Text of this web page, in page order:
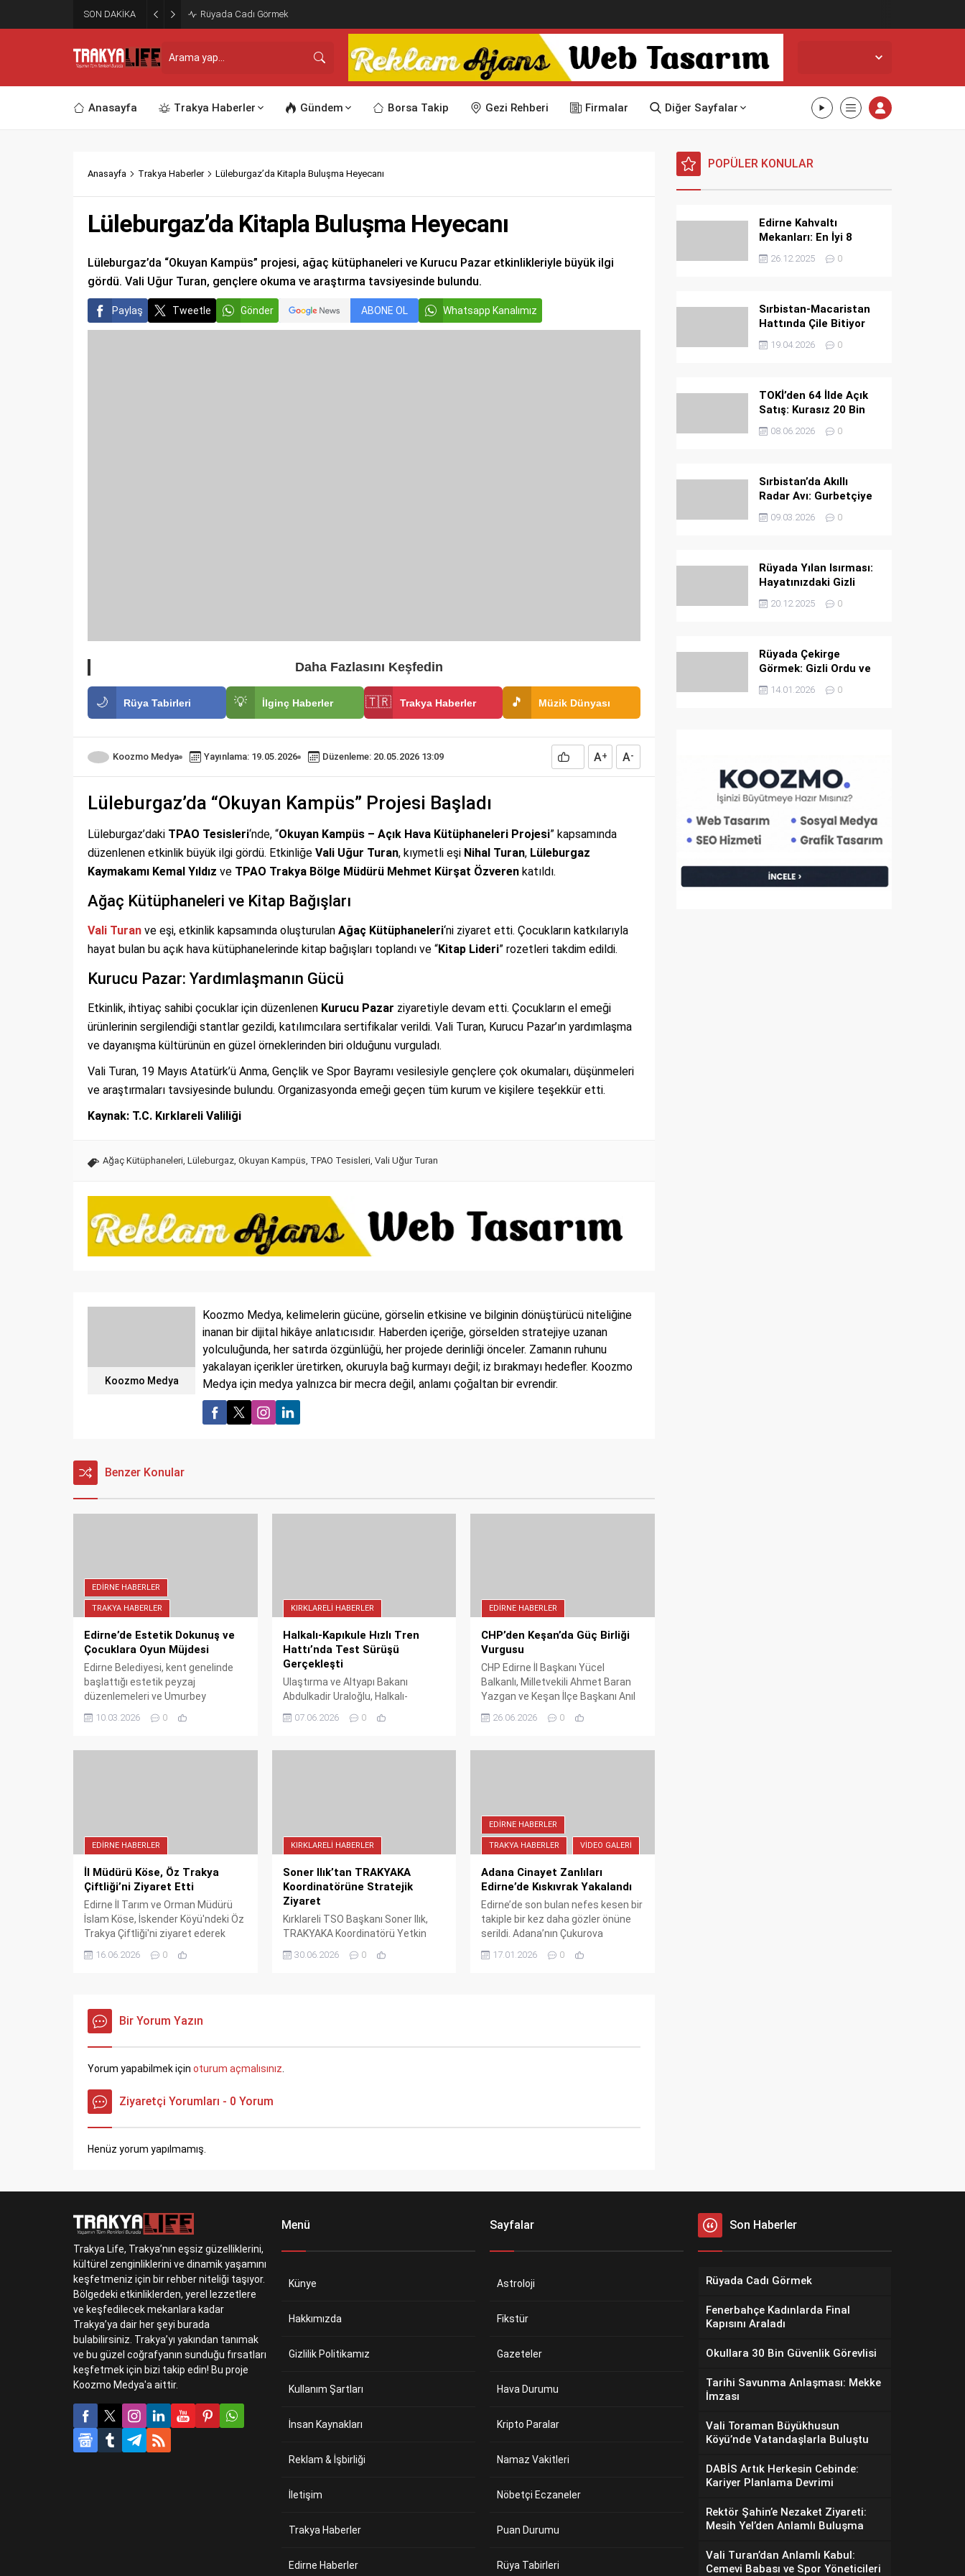
SON DAKİKA Rüyada Cadı Görmek
Anasayfa Trakya Haberler Gündem Borsa Takip Gezi Rehberi Firmalar Diğer Sayfalar
Anasayfa Trakya Haberler Lüleburgaz’da Kitapla Buluşma Heyecanı
Lüleburgaz’da Kitapla Buluşma Heyecanı
Lüleburgaz’da “Okuyan Kampüs” projesi, ağaç kütüphaneleri ve Kurucu Pazar etkinlikleriyle büyük ilgi
gördü. Vali Uğur Turan, gençlere okuma ve araştırma tavsiyesinde bulundu.
Paylaş Tweetle Gönder ABONE OL Whatsapp Kanalımız
Daha Fazlasını Keşfedin
🌙 Rüya Tabirleri 💡 İlginç Haberler 🇹🇷 Trakya Haberler 🎵 Müzik Dünyası
Koozmo Medya Yayınlama: 19.05.2026 Düzenleme: 20.05.2026 13:09 A+ A-
Lüleburgaz’da “Okuyan Kampüs” Projesi Başladı
Lüleburgaz’daki TPAO Tesisleri‘nde, “Okuyan Kampüs – Açık Hava Kütüphaneleri Projesi” kapsamında
düzenlenen etkinlik büyük ilgi gördü. Etkinliğe Vali Uğur Turan, kıymetli eşi Nihal Turan, Lüleburgaz
Kaymakamı Kemal Yıldız ve TPAO Trakya Bölge Müdürü Mehmet Kürşat Özveren katıldı.
Ağaç Kütüphaneleri ve Kitap Bağışları
Vali Turan ve eşi, etkinlik kapsamında oluşturulan Ağaç Kütüphaneleri‘ni ziyaret etti. Çocukların katkılarıyla
hayat bulan bu açık hava kütüphanelerinde kitap bağışları toplandı ve “Kitap Lideri” rozetleri takdim edildi.
Kurucu Pazar: Yardımlaşmanın Gücü
Etkinlik, ihtiyaç sahibi çocuklar için düzenlenen Kurucu Pazar ziyaretiyle devam etti. Çocukların el emeği
ürünlerinin sergilendiği stantlar gezildi, katılımcılara sertifikalar verildi. Vali Turan, Kurucu Pazar’ın yardımlaşma
ve dayanışma kültürünün en güzel örneklerinden biri olduğunu vurguladı.
Vali Turan, 19 Mayıs Atatürk’ü Anma, Gençlik ve Spor Bayramı vesilesiyle gençlere çok okumaları, düşünmeleri
ve araştırmaları tavsiyesinde bulundu. Organizasyonda emeği geçen tüm kurum ve kişilere teşekkür etti.
Kaynak: T.C. Kırklareli Valiliği
Ağaç Kütüphaneleri, Lüleburgaz, Okuyan Kampüs, TPAO Tesisleri, Vali Uğur Turan
Koozmo Medya
Koozmo Medya, kelimelerin gücüne, görselin etkisine ve bilginin dönüştürücü niteliğine
inanan bir dijital hikâye anlatıcısıdır. Haberden içeriğe, görselden stratejiye uzanan
yolculuğunda, her satırda özgünlüğü, her projede derinliği önceler. Zamanın ruhunu
yakalayan içerikler üretirken, okuruyla bağ kurmayı değil; iz bırakmayı hedefler. Koozmo
Medya için medya yalnızca bir mecra değil, anlamı çoğaltan bir evrendir.
Benzer Konular
EDIRNE HABERLER
TRAKYA HABERLER
Edirne’de Estetik Dokunuş ve
Çocuklara Oyun Müjdesi
Edirne Belediyesi, kent genelinde
başlattığı estetik peyzaj
düzenlemeleri ve Umurbey
çocuk oyun alanı ile şehre taze bir
10.03.2026 0
KIRKLARELI HABERLER
Halkalı-Kapıkule Hızlı Tren
Hattı’nda Test Sürüşü
Gerçekleşti
Ulaştırma ve Altyapı Bakanı
Abdulkadir Uraloğlu, Halkalı-
Çerkezköy-Kapıkule kesiminde test
açılan önemli bir demiryolu koridoru
07.06.2026 0
EDIRNE HABERLER
CHP’den Keşan’da Güç Birliği
Vurgusu
CHP Edirne İl Başkanı Yücel
Balkanlı, Milletvekili Ahmet Baran
Yazgan ve Keşan İlçe Başkanı Anıl
araya gelen partililer, örgütsel
vurguladı. Toplantıda “Kırıldığımız
26.06.2026 0
EDIRNE HABERLER
İl Müdürü Köse, Öz Trakya
Çiftliği’ni Ziyaret Etti
Edirne İl Tarım ve Orman Müdürü
İslam Köse, İskender Köyü'ndeki Öz
Trakya Çiftliği'ni ziyaret ederek
inceledi. Ziyarette üreticilerle
değerlendirmeler yapıldı. Modern
altyapısıyla dikkat çeken çiftlik,
bölge hayvancılığına örnek teşkil
ediyor.
16.06.2026 0
KIRKLARELI HABERLER
Soner Ilık’tan TRAKYAKA
Koordinatörüne Stratejik
Ziyaret
Kırklareli TSO Başkanı Soner Ilık,
TRAKYAKA Koordinatörü Yetkin
görüştü. Toplantıda, Tekirdağ ve
30.06.2026 0
EDIRNE HABERLER
TRAKYA HABERLER VIDEO GALERI
Adana Cinayet Zanlıları
Edirne’de Kıskıvrak Yakalandı
Edirne’de son bulan nefes kesen bir
takiple bir kez daha gözler önüne
serildi. Adana’nın Çukurova
ardından izlerini
17.01.2026 0
Bir Yorum Yazın
Yorum yapabilmek için oturum açmalısınız
Ziyaretçi Yorumları - 0 Yorum
Henüz yorum yapılmamış.
POPÜLER KONULAR
Edirne Kahvaltı
Mekanları: En İyi 8
Mekan
26.12.2025 0
Sırbistan-Macaristan
Hattında Çile Bitiyor
19.04.2026 0
TOKİ’den 64 İlde Açık
Satış: Kurasız 20 Bin
Konut Fırsatı
08.06.2026 0
Sırbistan’da Akıllı
Radar Avı: Gurbetçiye
Ağır Ceza
09.03.2026 0
Rüyada Yılan Isırması:
Hayatınızdaki Gizli
Tehlikeler ve Büyük
Uyarılar
20.12.2025 0
Rüyada Çekirge
Görmek: Gizli Ordu ve
İlahi İkaz
14.01.2026 0
Trakya Life, Trakya’nın eşsiz güzelliklerini,
kültürel zenginliklerini ve dinamik yaşamını
keşfetmeniz için bir rehber niteliği taşıyor.
Bölgedeki etkinliklerden, yerel lezzetlere
ve keşfedilecek mekanlara kadar
Trakya’ya dair her şeyi burada
bulabilirsiniz. Trakya’yı yakından tanımak
ve bu güzel coğrafyanın sunduğu fırsatları
keşfetmek için bizi takip edin! Bu proje
Koozmo Medya'a aittir.
Menü
Künye
Hakkımızda
Gizlilik Politikamız
Kullanım Şartları
İnsan Kaynakları
Reklam & İşbirliği
İletişim
Trakya Haberler
Edirne Haberler
Sayfalar
Astroloji
Fikstür
Gazeteler
Hava Durumu
Kripto Paralar
Namaz Vakitleri
Nöbetçi Eczaneler
Puan Durumu
Rüya Tabirleri
Son Haberler
Rüyada Cadı Görmek
Fenerbahçe Kadınlarda Final
Kapısını Araladı
Okullara 30 Bin Güvenlik Görevlisi
Tarihi Savunma Anlaşması: Mekke
İmzası
Vali Toraman Büyükhusun
Köyü’nde Vatandaşlarla Buluştu
DABİS Artık Herkesin Cebinde:
Kariyer Planlama Devrimi
Rektör Şahin’e Nezaket Ziyareti:
Mesih Yel’den Anlamlı Buluşma
Vali Turan’dan Anlamlı Kabul:
Cemevi Babası ve Spor Yöneticileri